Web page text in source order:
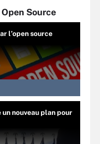
Source
l’open source
nouveau plan pour